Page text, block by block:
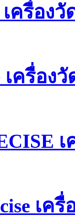
เครื่อง
เครื่อง
เค